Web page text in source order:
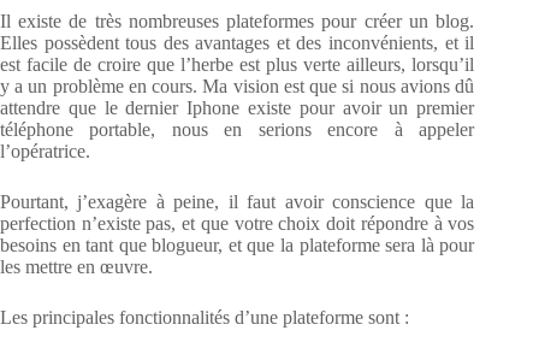
Il existe de très nombreuses plateformes pour créer un blog.
Elles possèdent tous des avantages et des inconvénients, et il
est facile de croire que l’herbe est plus verte ailleurs, lorsqu’il
y a un problème en cours. Ma vision est que si nous avions dû
attendre que le dernier Iphone existe pour avoir un premier
téléphone portable, nous en serions encore à appeler
l’opératrice.
Pourtant, j’exagère à peine, il faut avoir conscience que la
perfection n’existe pas, et que votre choix doit répondre à vos
besoins en tant que blogueur, et que la plateforme sera là pour
les mettre en œuvre.
Les principales fonctionnalités d’une plateforme sont :